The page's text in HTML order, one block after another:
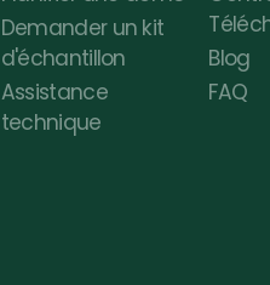
Demander un kit
d'échantillon
Assistance
technique
Blog
FAQ